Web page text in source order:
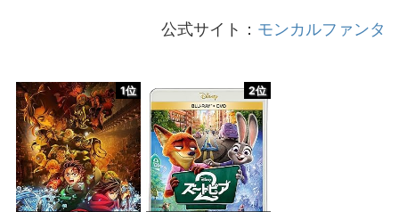
公式サイト： モンカルファンタ
1位 2位